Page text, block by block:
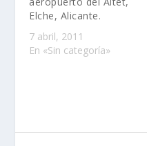
Elche, Alicante.
7 abril, 2011
En «Sin categoría»